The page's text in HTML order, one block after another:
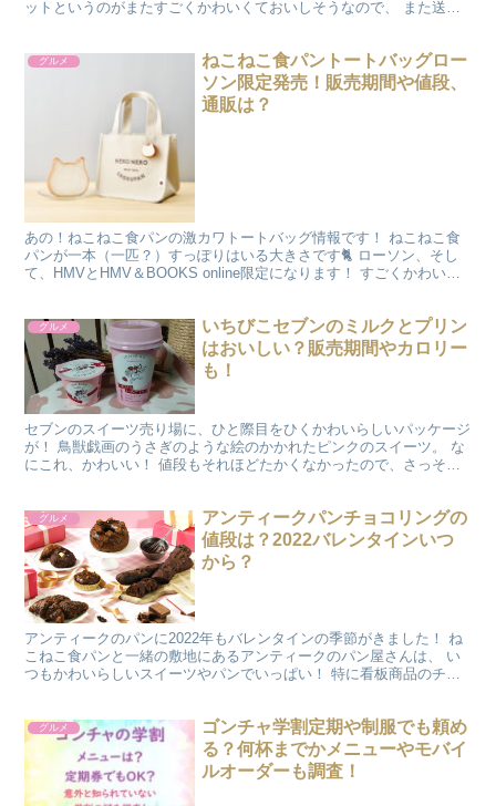
ットというのがまたすごくかわいくておいしそうなので、 また送っ
グルメ
ねこねこ食パントートバッグロー
ソン限定発売！販売期間や値段、
通販は？
あの！ねこねこ食パンの激カワトートバッグ情報です！ ねこねこ食
パンが一本（一匹？）すっぽりはいる大きさです🐈 ローソン、そし
て、HMVとHMV＆BOOKS online限定になります！ すごくかわいい
グルメ
いちびこセブンのミルクとプリン
はおいしい？販売期間やカロリー
も！
セブンのスイーツ売り場に、ひと際目をひくかわいらしいパッケージ
が！ 鳥獣戯画のうさぎのような絵のかかれたピンクのスイーツ。 な
にこれ、かわいい！ 値段もそれほどたかくなかったので、さっそく
グルメ
アンティークパンチョコリングの
値段は？2022バレンタインいつ
から？
アンティークのパンに2022年もバレンタインの季節がきました！ ね
こねこ食パンと一緒の敷地にあるアンティークのパン屋さんは、 い
つもかわいらしいスイーツやパンでいっぱい！ 特に看板商品のチョ
グルメ
ゴンチャ学割定期や制服でも頼め
る？何杯までかメニューやモバイ
ルオーダーも調査！